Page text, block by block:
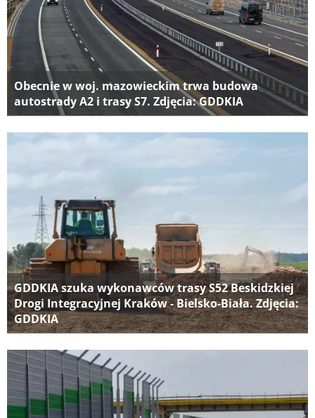
Obecnie w woj. mazowieckim trwa budowa
autostrady A2 i trasy S7. Zdjęcia: GDDKIA
GDDKIA szuka wykonawców trasy S52 Beskidzkiej
Drogi Integracyjnej Kraków - Bielsko-Biała. Zdjęcia:
GDDKIA